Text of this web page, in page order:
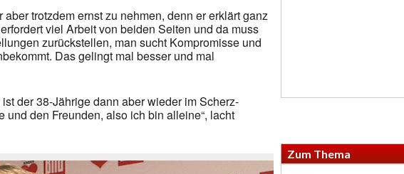
trotzdem ernst zu nehmen, denn er erklärt ganz
viel Arbeit von beiden Seiten und da muss
zurückstellen, man sucht Kompromisse und
Das gelingt mal besser und mal
der 38-Jährige dann aber wieder im Scherz-
und den Freunden, also ich bin alleine“, lacht
Zum Thema